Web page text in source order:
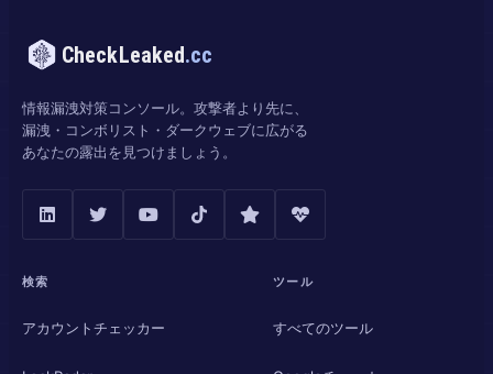
CheckLeaked.cc
情報漏洩対策コンソール。攻撃者より先に、
漏洩・コンボリスト・ダークウェブに広がる
あなたの露出を見つけましょう。
検索
アカウントチェッカー
ツール
すべてのツール